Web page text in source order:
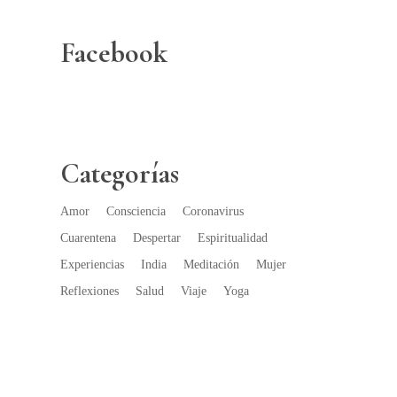
Facebook
Categorías
Amor Consciencia
Coronavirus
Cuarentena
Despertar
Espiritualidad
Experiencias
India Meditación
Mujer
Reflexiones
Salud Viaje Yoga